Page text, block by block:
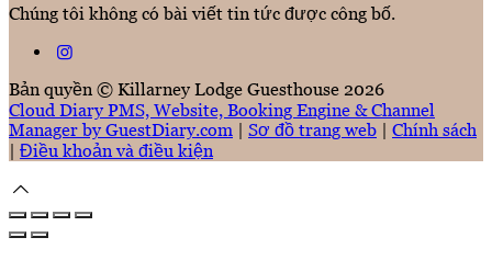
Chúng tôi không có bài viết tin tức được công bố.
Bản quyền © Killarney Lodge Guesthouse 2026
Cloud Diary PMS, Website, Booking Engine & Channel
Manager by GuestDiary.com
Sơ đồ trang web
Chính sách
Điều khoản và điều kiện